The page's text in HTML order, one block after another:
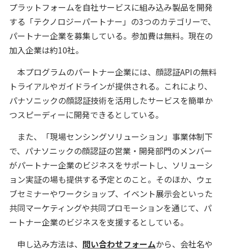
プラットフォームを自社サービスに組み込み製品を開発
する「テクノロジーパートナー」の3つのカテゴリーで、
パートナー企業を募集している。参加費は無料。現在の
加入企業は約10社。
本プログラムのパートナー企業には、顔認証APIの無料
トライアルやガイドラインが提供される。これにより、
パナソニックの顔認証技術を活用したサービスを簡単か
つスピーディーに開発できるとしている。
また、「現場センシングソリューション」事業体制下
で、パナソニックの顔認証の営業・開発部門のメンバー
がパートナー企業のビジネスをサポートし、ソリューシ
ョン実証の場も提供する予定とのこと。そのほか、ウェ
ブセミナーやワークショップ、イベント展示会といった
共同マーケティングや共同プロモーションを通じて、パ
ートナー企業のビジネスを支援するとしている。
申し込み方法は、 問い合わせフォームから、会社名や